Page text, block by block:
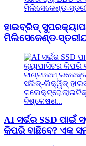
ହାଇବ୍ରିଡ୍
ମିଲିସେକେଣ୍ଡ-
AI ସର୍ଭର SSD ପାଇଁ
କିପରି ବାଛିବେ? ଏକ